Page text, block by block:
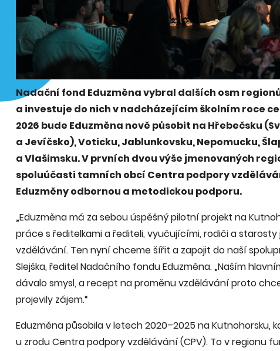
Nadační fond Eduzměna vybral dalších osm
a investuje do nich v nadcházejícím školním roce
2026 bude Eduzměna nově působit na Hřebečsku
a Jevíčsko), Voticku, Jablunkovsku, Nepomucku,
a Vlašimsku. V prvních dvou výše jmenovaných
spoluúčasti tamních obcí Centra podpory
Eduzměny odbornou a metodickou podporu.
„Eduzměna má za sebou úspěšný pilotní projekt na
práce s ředitelkami a řediteli, vyučujícími, rodiči a
vzdělávání. Ten nyní chceme šířit a zapojit do naší
Slejška, ředitel Nadačního fondu Eduzměna. „Naším
dávalo smysl, a recept na proměnu vzdělávání proto
projevily zájem.“
Eduzměna působila v letech 2020–2025 na
u zrodu Centra podpory vzdělávání (CPV). To v regionu